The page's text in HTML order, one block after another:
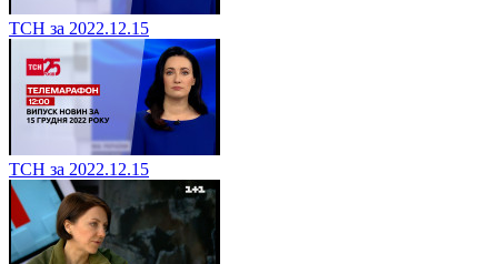
ТСН за 2022.12.15
ТСН за 2022.12.15